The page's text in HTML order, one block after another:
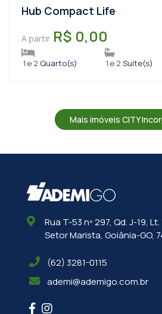
Hub Compact Life
A partir R$ 0,00
1 e 2 Quarto(s) 1 e 2 Suíte(s)
Mais imóveis CITY
Rua T-53 nº 297, Qd. J-19, Lt.
Setor Marista, Goiânia-GO,
(62) 3281-0115
ademi@ademigo.com.br